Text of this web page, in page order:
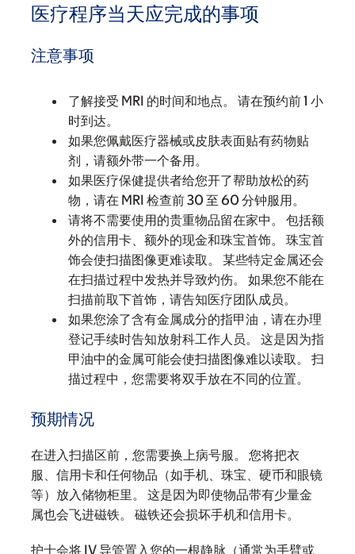
医疗程序当天应完成的事项
注意事项
了解接受 MRI 的时间和地点。 请在预约前 1 小
时到达。
如果您佩戴医疗器械或皮肤表面贴有药物贴
剂，请额外带一个备用。
如果医疗保健提供者给您开了帮助放松的药
物，请在 MRI 检查前 30 至 60 分钟服用。
请将不需要使用的贵重物品留在家中。 包括额
外的信用卡、额外的现金和珠宝首饰。 珠宝首
饰会使扫描图像更难读取。 某些特定金属还会
在扫描过程中发热并导致灼伤。 如果您不能在
扫描前取下首饰，请告知医疗团队成员。
如果您涂了含有金属成分的指甲油，请在办理
登记手续时告知放射科工作人员。 这是因为指
甲油中的金属可能会使扫描图像难以读取。 扫
描过程中，您需要将双手放在不同的位置。
预期情况
在进入扫描区前，您需要换上病号服。 您将把衣
服、信用卡和任何物品（如手机、珠宝、硬币和眼镜
等）放入储物柜里。 这是因为即使物品带有少量金
属也会飞进磁铁。 磁铁还会损坏手机和信用卡。
护士会将 IV 导管置入您的一根静脉（通常为手臂或